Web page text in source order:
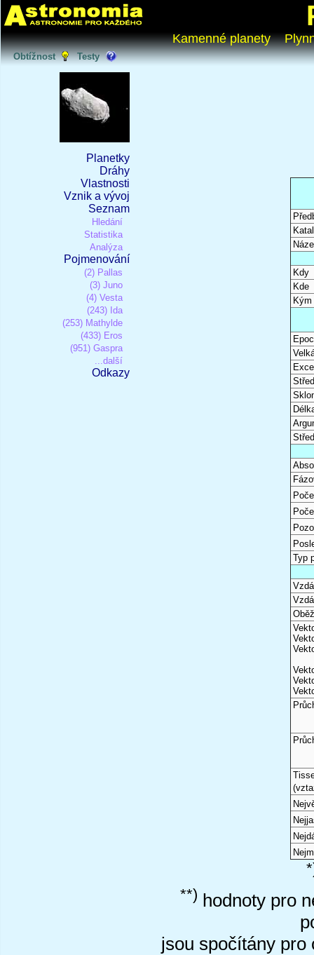
Kamenné planety
Obtížnost Testy
Planetky
Dráhy
Vlastnosti
Vznik a vývoj
Seznam
Hledání
Statistika
Analýza
Pojmenování
(2) Pallas
(3) Juno
(4) Vesta
(243) Ida
(253) Mathylde
(433) Eros
(951) Gaspra
...další
Odkazy
Kdy
Kde
Kým
Typ
**) hodnoty pro
jsou spočítány pro